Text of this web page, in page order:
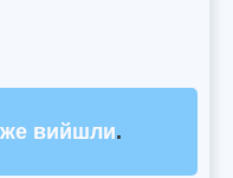
вийшли.